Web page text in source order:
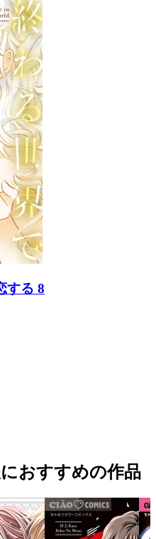
する 8
おすすめの作品